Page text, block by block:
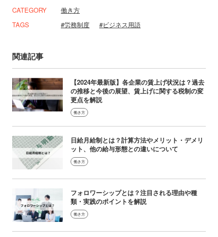
CATEGORY
働き方
TAGS
労務制度 ビジネス用語
関連記事
【2024年最新版】各企業の賃上げ状況は？過去
の推移と今後の展望、賃上げに関する税制の変
更点を解説
働き方
日給月給制とは？計算方法やメリット・デメリ
ット、他の給与形態との違いについて
働き方
フォロワーシップとは？注目される理由や種
類・実践のポイントを解説
働き方